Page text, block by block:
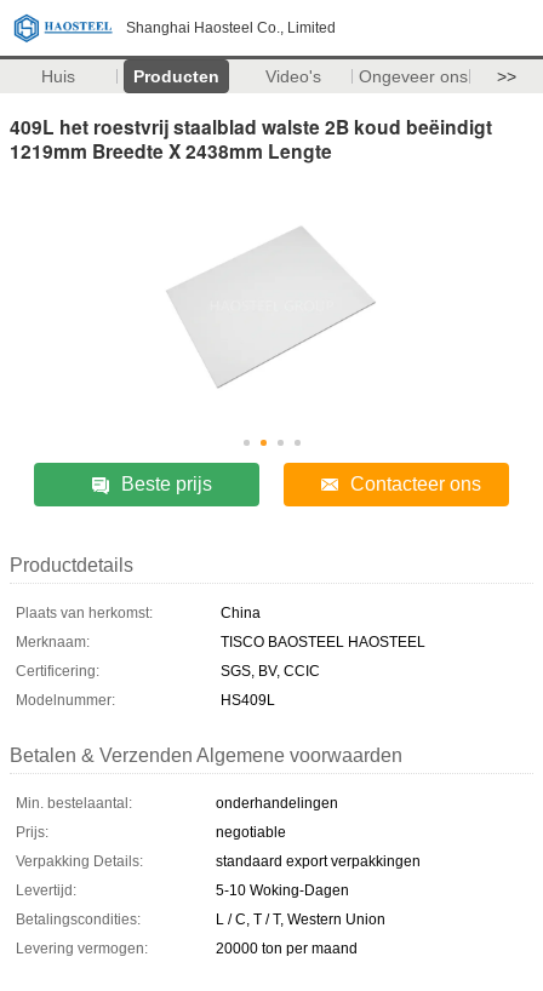
Shanghai Haosteel Co., Limited
Huis Producten Video's Ongeveer ons >>
409L het roestvrij staalblad walste 2B koud beëindigt
1219mm Breedte X 2438mm Lengte
Beste prijs Contacteer ons
Productdetails
Plaats van herkomst:
China
Merknaam:
TISCO BAOSTEEL HAOSTEEL
Certificering:
SGS, BV, CCIC
Modelnummer:
HS409L
Betalen & Verzenden Algemene voorwaarden
Min. bestelaantal:
onderhandelingen
Prijs:
negotiable
Verpakking Details:
standaard export verpakkingen
Levertijd:
5-10 Woking-Dagen
Betalingscondities:
L / C, T / T, Western Union
Levering vermogen:
20000 ton per maand